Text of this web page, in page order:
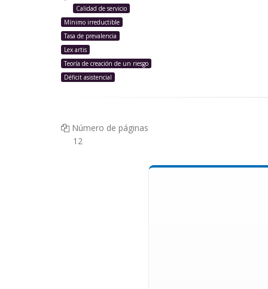
Calidad de servicio
Mínimo irreductible
Tasa de prevalencia
Lex artis
Teoría de creación de un riesgo
Déficit asistencial
Número de páginas
12